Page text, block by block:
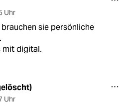
Uhr
sie persönliche
mit digital.
Uhr